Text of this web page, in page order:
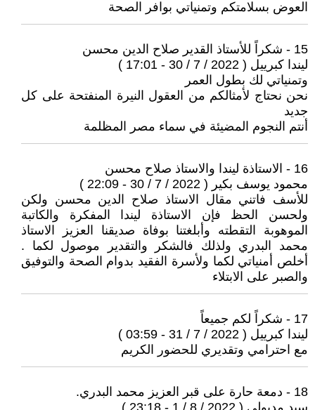
العوض بسلامتكم وتمنياتي بوافر الصحة
15 - شكراً للأستاذ القدير صلاح الدين محسن
ليندا كبرييل ( 2022 / 7 / 30 - 17:01 )
وتمنياتي لك بطول العمر
نحن نحتاج لأمثالكم من العقول النيرة المنفتحة على كل
جديد
أنتم النجوم المضيئة في سماء مصر المظلمة
16 - الاستاذة ليندا والاستاذ صلاح محسن
محمود يوسف بكير ( 2022 / 7 / 30 - 22:09 )
للأسف فاتني مقال الاستاذ صلاح الدين محسن ولكن
ولحسن الحظ فإن الاستاذة ليندا المفكرة والكاتبة
الموهوبة التقطته وأبلغتنا بوفاة صديقنا العزيز الاستاذ
محمد البدري ولذلك فالشكر والتقدير موصول لكما .
أخلص أمنياتي لكما ولأسرة الفقيد بدوام الصحة والتوفيق
والصبر على الابتلاء
17 - شكراً لكم جميعاً
ليندا كبرييل ( 2022 / 7 / 31 - 03:59 )
مع احترامي وتقديري للحضور الكريم
18 - دمعة حارة على قبر العزيز محمد البدري.